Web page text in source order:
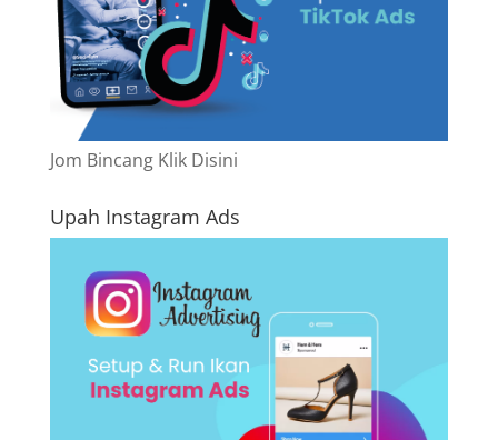
Jom Bincang Klik Disini
Upah Instagram Ads